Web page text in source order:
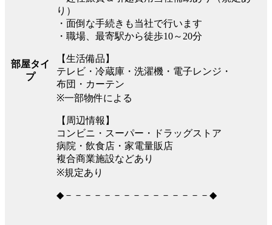
部屋タイ
プ
り）
・面倒な手続きも当社で行います
・職場、最寄駅から徒歩10～20分
【生活備品】
テレビ・冷蔵庫・洗濯機・電子レンジ・
布団・カーテン
※一部物件による
【周辺情報】
コンビニ・スーパー・ドラッグストア
病院・飲食店・家電量販店
複合商業施設などあり
※規定あり
◆－－－－－－－－－－－－－－－◆